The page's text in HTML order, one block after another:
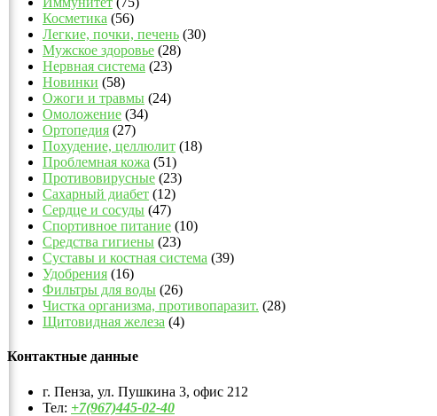
Косметика (56)
Легкие, почки, печень (30)
Мужское здоровье (28)
Нервная система (23)
Новинки (58)
Ожоги и травмы (24)
Омоложение (34)
Ортопедия (27)
Похудение, целлюлит (18)
Проблемная кожа (51)
Противовирусные (23)
Сахарный диабет (12)
Сердце и сосуды (47)
Спортивное питание (10)
Средства гигиены (23)
Суставы и костная система (39)
Удобрения (16)
Фильтры для воды (26)
Чистка организма, противопаразит. (28)
Щитовидная железа (4)
Контактные данные
г. Пенза, ул. Пушкина 3, офис 212
Тел: +7(967)445-02-40